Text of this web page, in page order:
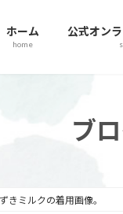
ホーム
home
公式オン
ブ
きミルクの着用画像。